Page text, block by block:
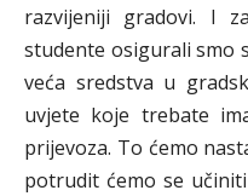
razvijeniji gradovi. I
studente osigurali smo
veća sredstva u
uvjete koje trebate
prijevoza. To ćemo
potrudit ćemo se